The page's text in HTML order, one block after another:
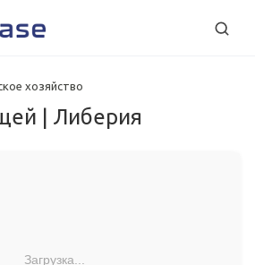
хозяйство
| Либерия
Загрузка...